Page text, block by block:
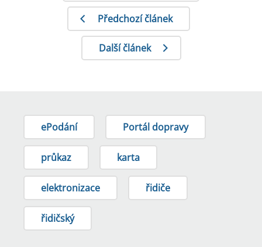
Předchozí článek
Další článek
ePodání Portál dopravy
průkaz karta
elektronizace řidiče
řidičský